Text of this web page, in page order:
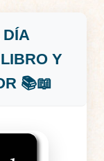
DÍA
Y
📚📖